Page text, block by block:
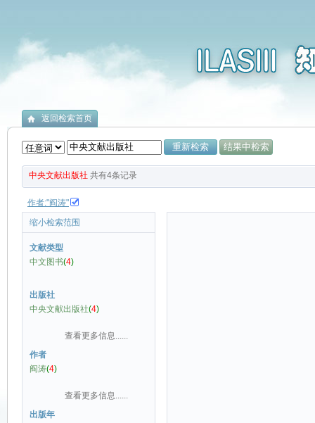
返回检索首页
中央文献出版社 共有4条记录
作者:"阎涛"
缩小检索范围
文献类型
中文图书(4)
出版社
中央文献出版社(4)
查看更多信息......
作者
阎涛(4)
查看更多信息......
出版年